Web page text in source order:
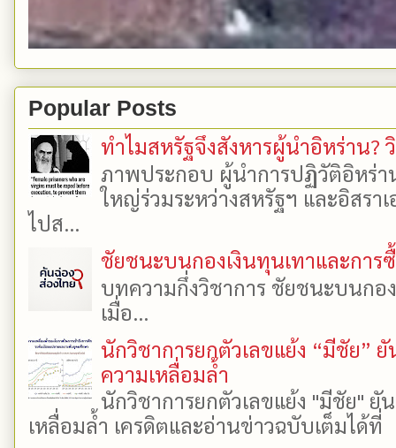
Popular Posts
ทำไมสหรัฐจึงสังหารผู้นำอิหร่าน?
ภาพประกอบ ผู้นำการปฏิวัติอิหร่า
ใหญ่ร่วมระหว่างสหรัฐฯ และอิสรา
ไปส...
ชัยชนะบนกองเงินทุนเทาและการ
บทความกึ่งวิชาการ ชัยชนะบนกอ
เมื่อ...
นักวิชาการยกตัวเลขแย้ง “มีชัย”
ความเหลื่อมล้ำ
นักวิชาการยกตัวเลขแย้ง "มีชัย"
เหลื่อมล้ำ เครดิตและอ่านข่าวฉบับเต็มได้